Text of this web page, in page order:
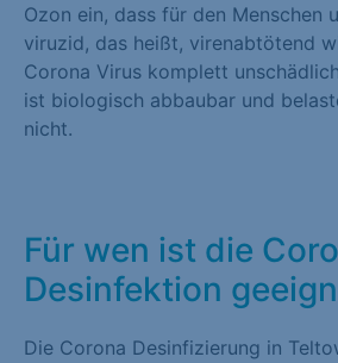
Ozon ein, dass für den Menschen
viruzid, das heißt, virenabtötend
Corona Virus komplett
ist biologisch abbaubar und
nicht.
Für wen ist die
Desinfektion
Die Corona Desinfizierung in